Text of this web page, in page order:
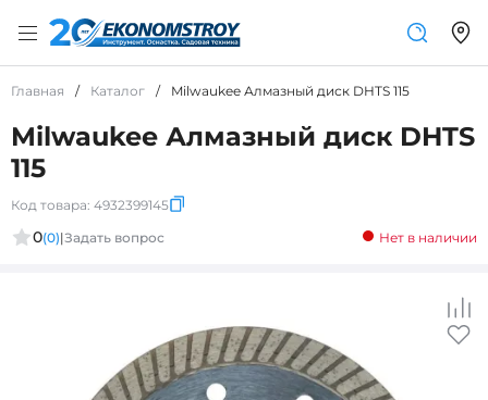
Главная / Каталог / Milwaukee Алмазный диск DHTS 115
Milwaukee Алмазный диск DHTS
115
Код товара: 4932399145
0(0)|Задать вопрос Нет в наличии